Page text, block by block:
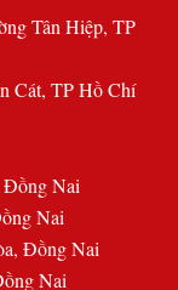
Tân Hiệp, TP
Cát, TP Hồ Chí
Nai
Nai
Đồng Nai
Nai